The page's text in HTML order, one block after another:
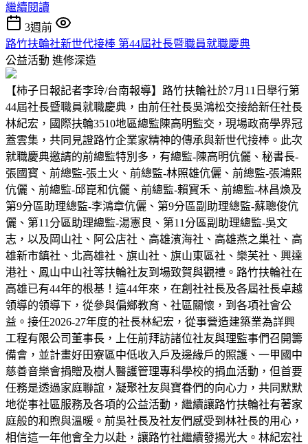
繼續閱讀
3週前
路竹扶輪社新世代接棒 第44屆社長暨職員就職慶典
公益活動 進修深造
【柿子日報記者李玲/台南報導】路竹扶輪社於7月11日舉行第
44屆社長暨職員就職慶典，由前任社長吳鴻松交接給新任社長
林紀宏，國際扶輪3510地區總監陳高明監交，現場政商學界冠
蓋雲集，共同見證路竹企業家精神的傳承與新世代接棒。此次
就職慶典邀請的前總監特別多，有總監-陳高明伉儷、秘書長-
張國寳、前總監-張土火、前總監-林照雄伉儷、前總監-張鴻熙
伉儷、前總監-邱崑和伉儷、前總監-賴寳禾、前總監-林昌煥及
第9分區助理總監-李鴻章伉儷、第9分區副助理總監-蘇聰俊伉
儷、第11分區助理總監-湯憲良、第11分區副助理總監-吳文
志，以及岡山社、阿公店社、高雄濱海社、高雄燕之巢社、高
雄新市鎮社、北高雄社、旗山社、旗山東區社、樂芙社、興達
港社、鳳山中山社等扶輪社友到場致賀與觀禮。路竹扶輪社在
高雄已有44年的根基！這44年來，在創社社長及各屆社長卓越
領導的領導下，從參與偏鄉教育、社區關懷，到各項社會公
益。接任2026-27年度的社長林紀宏，從事營造建築業為詳興
工程有限公司董事長，上任前拜訪諸位社友與理監事們召開籌
備會，並計畫好田寮區中低收入戶及邊緣戶的照護、一甲國中
慈善音樂會捐贈及樹人醫護管理專科學校的捐血活動，但首要
任務是透過家庭聯誼，凝聚社友與寶眷們的向心力，共同默默
地從事社區服務及各項的公益活動，繼續讓路竹扶輪社有著家
庭般的和煦與溫暖。前吳社長及社友們感受到林社長的用心，
相信這一年他會全力以赴，讓路竹社繼續發揚光大。林紀宏社